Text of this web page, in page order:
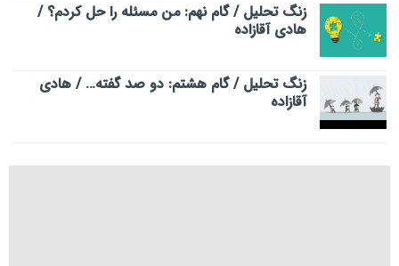
زنگ تحلیل / گام نهم: من مسئله را حل کردم؟ /
هادی آقازاده
زنگ تحلیل / گام هشتم: دو صد گفته… / هادی
آقازاده